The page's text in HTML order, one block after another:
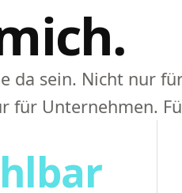
da sein. Nicht nur
für Unternehmen.